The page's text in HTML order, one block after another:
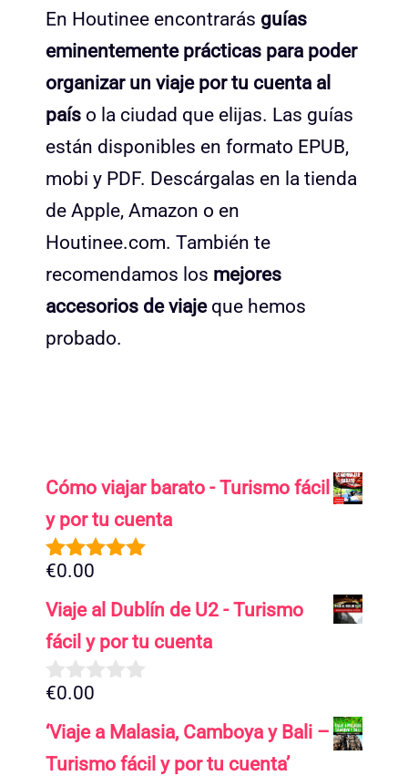
En Houtinee encontrarás guías
eminentemente prácticas para poder
organizar un viaje por tu cuenta al
país o la ciudad que elijas. Las guías
están disponibles en formato EPUB,
mobi y PDF. Descárgalas en la tienda
de Apple, Amazon o en
Houtinee.com. También te
recomendamos los mejores
accesorios de viajeque hemos
probado.
Cómo viajar barato - Turismo fácil
y por tu cuenta
5.00de 5
€0.00
Viaje al Dublín de U2 - Turismo
fácil y por tu cuenta
0
e
5
€0.00
‘Viaje a Malasia, Camboya y Bali –
Turismo fácil y por tu cuenta’